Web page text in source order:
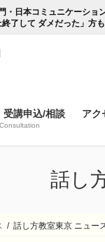
日本コミュニケーシ
了して ダメだった」方
受講申込/相談
Consultation
アク
話し
話し方教室東京 ニュー